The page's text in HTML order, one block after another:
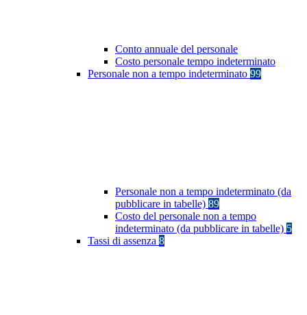
Conto annuale del personale
Costo personale tempo indeterminato
Personale non a tempo indeterminato 99
Personale non a tempo indeterminato (da
pubblicare in tabelle) 89
Costo del personale non a tempo
indeterminato (da pubblicare in tabelle) 5
Tassi di assenza 8